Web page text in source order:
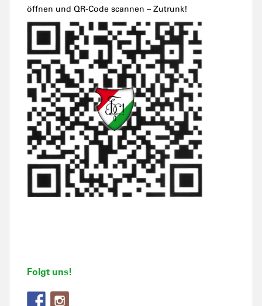
öffnen und QR-Code scannen – Zutrunk!
Folgt uns!